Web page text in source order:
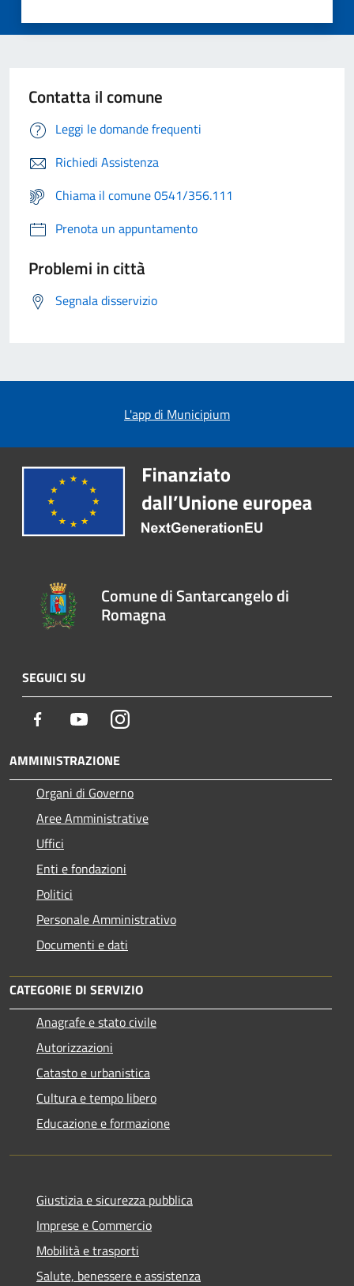
Contatta il comune
Leggi le domande frequenti
Richiedi Assistenza
Chiama il comune 0541/356.111
Prenota un appuntamento
Problemi in città
Segnala disservizio
L'app di Municipium
Comune di Santarcangelo di
Romagna
SEGUICI SU
Facebook YoutubeInstagram
AMMINISTRAZIONE
Organi di Governo
Aree Amministrative
Uffici
Enti e fondazioni
Politici
Personale Amministrativo
Documenti e dati
CATEGORIE DI SERVIZIO
Anagrafe e stato civile
Autorizzazioni
Catasto e urbanistica
Cultura e tempo libero
Educazione e formazione
Giustizia e sicurezza pubblica
Imprese e Commercio
Mobilità e trasporti
Salute, benessere e assistenza